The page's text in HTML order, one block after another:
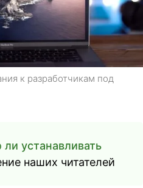
к разработчикам под
ли устанавливать
наших читателей